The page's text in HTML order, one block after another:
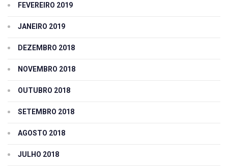
FEVEREIRO 2019
JANEIRO 2019
DEZEMBRO 2018
NOVEMBRO 2018
OUTUBRO 2018
SETEMBRO 2018
AGOSTO 2018
JULHO 2018